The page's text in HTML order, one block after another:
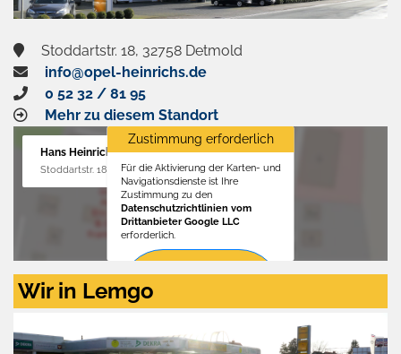
Stoddartstr. 18, 32758 Detmold
info@opel-heinrichs.de
0 52 32 / 81 95
Mehr zu diesem Standort
Hans Heinrichs GmbH
Stoddartstr. 18, 32758 Detmold
Zustimmung erforderlich
Für die Aktivierung der Karten- und
Navigationsdienste ist Ihre
Zustimmung zu den
Datenschutzrichtlinien vom
Drittanbieter Google LLC
erforderlich.
Zustimmen
aktivieren
Wir in Lemgo